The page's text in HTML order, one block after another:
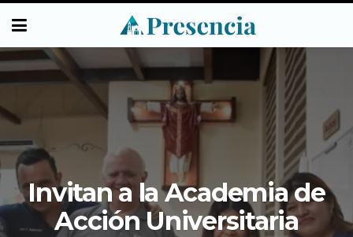
Invitan a la Academia de
Acción Universitaria